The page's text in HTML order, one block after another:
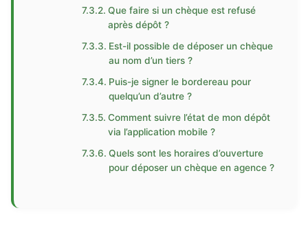
Que faire si un chèque est refusé
après dépôt ?
Est-il possible de déposer un chèque
au nom d’un tiers ?
Puis-je signer le bordereau pour
quelqu’un d’autre ?
Comment suivre l’état de mon dépôt
via l’application mobile ?
Quels sont les horaires d’ouverture
pour déposer un chèque en agence ?